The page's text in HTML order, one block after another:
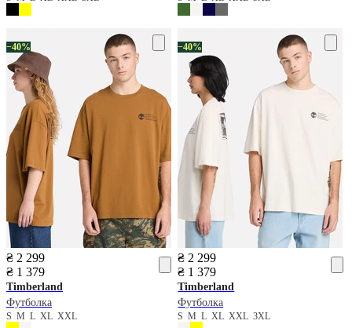
−40%
₴ 2 299
₴ 1 379
Timberland
Футболка
S M L XL XXL
−40%
₴ 2 299
₴ 1 379
Timberland
Футболка
SMLXLXXL3XL